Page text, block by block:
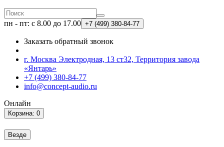
пн - пт: с 8.00 до 17.00 +7 (499) 380-84-77
Заказать обратный звонок
г. Москва Электродная, 13 ст32, Территория завода
«Янтарь»
+7 (499) 380-84-77
info@concept-audio.ru
Онлайн
Корзина: 0
Везде